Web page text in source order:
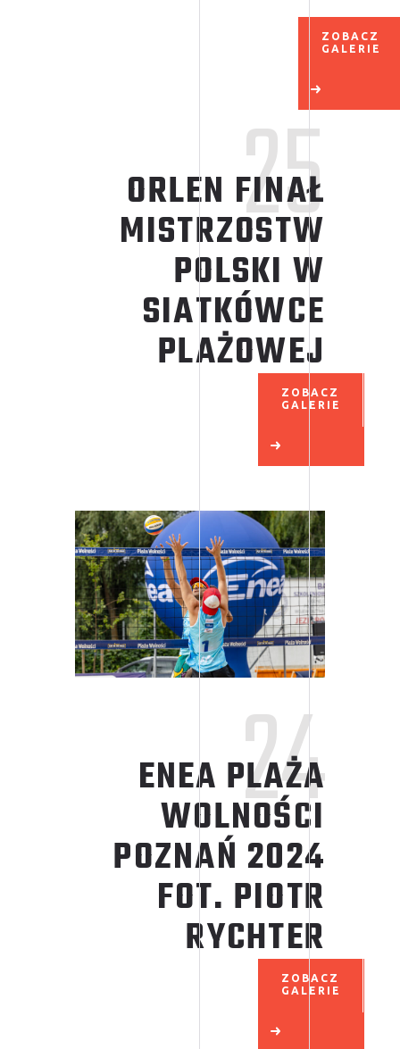
ZOBACZ
GALERIE
ORLEN FINAŁ
MISTRZOSTW
POLSKI W
SIATKÓWCE
PLAŻOWEJ
25
ZOBACZ
GALERIE
ENEA PLAŻA
WOLNOŚCI
POZNAŃ 2024
FOT. PIOTR
RYCHTER
24
ZOBACZ
GALERIE